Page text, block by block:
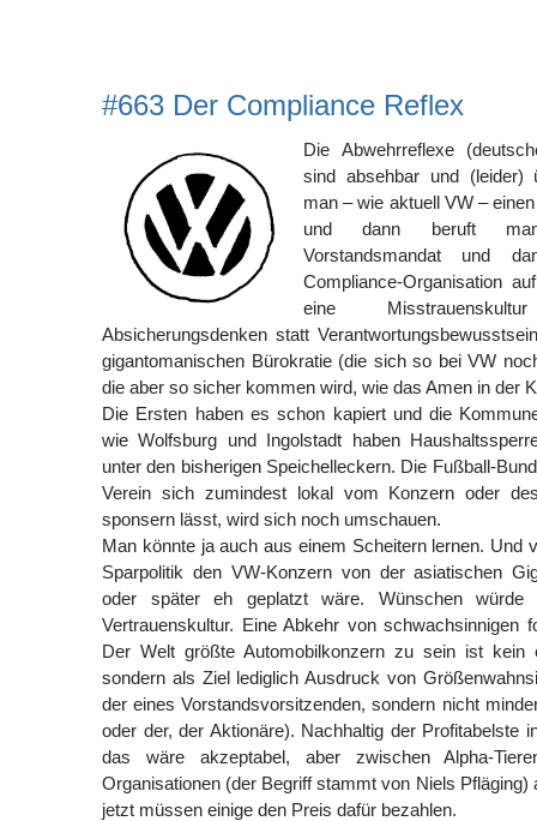
#663 Der Compliance Reflex
Die Abwehrreflexe
sind absehbar und (leider)
man – wie aktuell VW –
und dann beruft
Vorstandsmandat und
Compliance-Organisation
eine
Absicherungsdenken statt
gigantomanischen Bürokratie (die sich so bei VW
die aber so sicher kommen wird, wie das Amen in der
Die Ersten haben es schon kapiert und die
wie Wolfsburg und Ingolstadt haben
unter den bisherigen Speichelleckern. Die Fußball-
Verein sich zumindest lokal vom Konzern oder
sponsern lässt, wird sich noch umschauen.
Man könnte ja auch aus einem Scheitern lernen. Und
Sparpolitik den VW-Konzern von der asiatischen
oder später eh geplatzt wäre. Wünschen
Vertrauenskultur. Eine Abkehr von schwachsinnigen
Der Welt größte Automobilkonzern zu sein ist kein
sondern als Ziel lediglich Ausdruck von
der eines Vorstandsvorsitzenden, sondern nicht
oder der, der Aktionäre). Nachhaltig der Profitabelste
das wäre akzeptabel, aber zwischen Alpha-
Organisationen (der Begriff stammt von Niels Pfläging)
jetzt müssen einige den Preis dafür bezahlen.